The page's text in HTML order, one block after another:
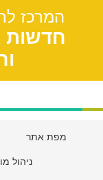
המרכז
חדשות
מפת אתר
ניהול